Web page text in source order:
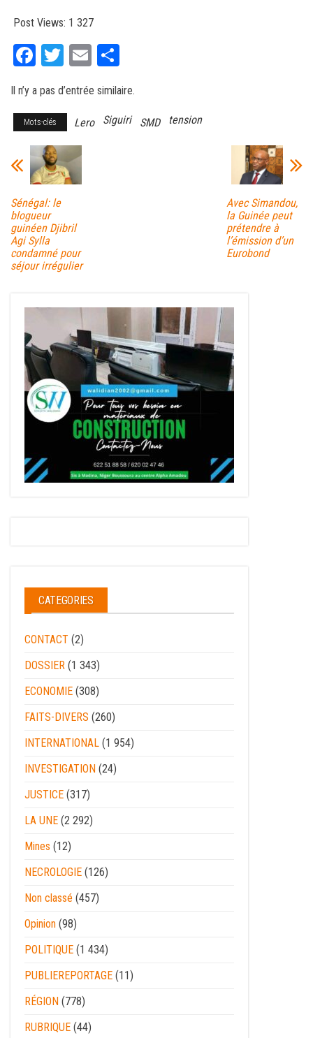
Post Views: 1 327
Fa
bo
ok
T
tt
er
E
ail ag
er
Il n’y a pas d’entrée similaire.
Mots-clés Lero Siguiri SMD tension
Sénégal: le
blogueur
guinéen Djibril
Agi Sylla
condamné pour
séjour irrégulier
Avec Simandou,
la Guinée peut
prétendre à
l’émission d’un
Eurobond
CATEGORIES
CONTACT (2)
DOSSIER (1 343)
ECONOMIE (308)
FAITS-DIVERS (260)
INTERNATIONAL (1 954)
INVESTIGATION (24)
JUSTICE (317)
LA UNE (2 292)
Mines (12)
NECROLOGIE (126)
Non classé (457)
Opinion (98)
POLITIQUE (1 434)
PUBLIEREPORTAGE (11)
RÉGION (778)
RUBRIQUE (44)